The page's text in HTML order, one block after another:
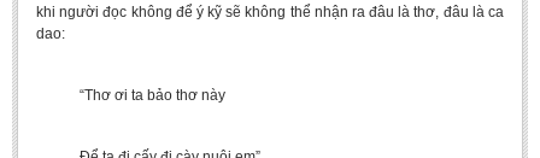
khi người đọc không để ý kỹ sẽ không thể nhận ra đâu là thơ, đâu là ca
dao:
“Thơ ơi ta bảo thơ này